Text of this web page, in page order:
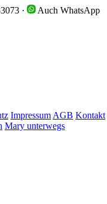
· Auch WhatsApp
Impressum AGB Kontakt
Mary unterwegs